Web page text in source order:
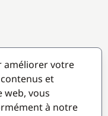
améliorer votre
et
web, vous
à notre